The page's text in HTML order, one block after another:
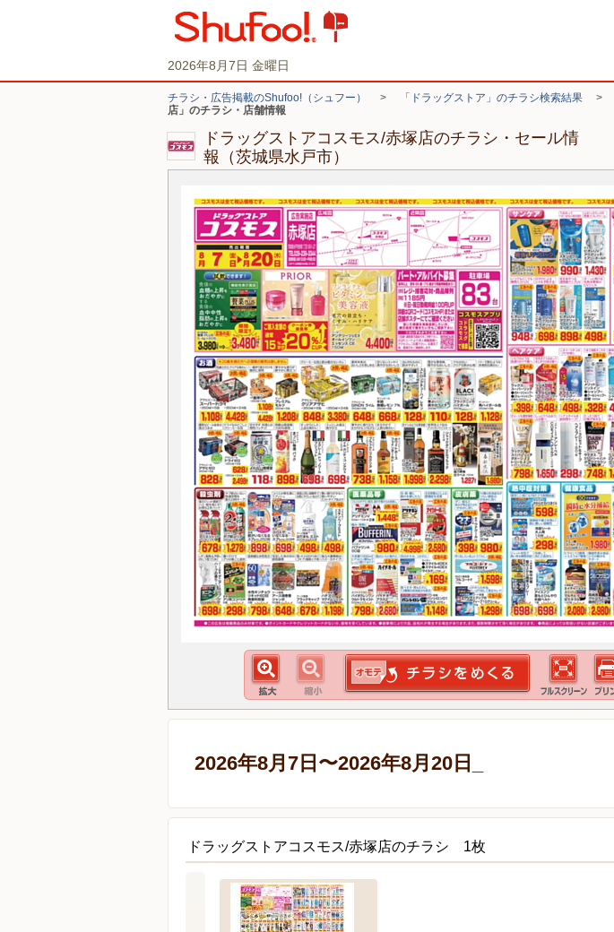
2026年8月7日 金曜日
チラシ・広告掲載のShufoo!（シュフー） > 「ドラッグストア」のチラシ検索結果 >
店」のチラシ・店舗情報
ドラッグストアコスモス/赤塚店のチラシ・セール情
報（茨城県水戸市）
2026年8月7日〜2026年8月20日_
ドラッグストアコスモス/赤塚店のチラシ 1枚